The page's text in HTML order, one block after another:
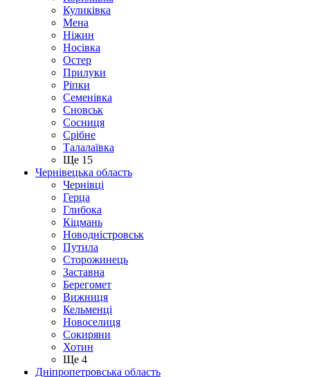
Куликівка
Мена
Ніжин
Носівка
Остер
Прилуки
Ріпки
Семенівка
Сновськ
Сосниця
Срібне
Талалаївка
Ще 15
Чернівецька область
Чернівці
Герца
Глибока
Кіцмань
Новодністровськ
Путила
Сторожинець
Заставна
Берегомет
Вижниця
Кельменці
Новоселиця
Сокиряни
Хотин
Ще 4
Дніпропетровська область